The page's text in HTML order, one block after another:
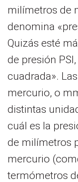
milímetros de
denomina
Quizás esté
de presión
cuadrada».
mercurio, o
distintas
cuál es la
de milímetros
mercurio
termómetros